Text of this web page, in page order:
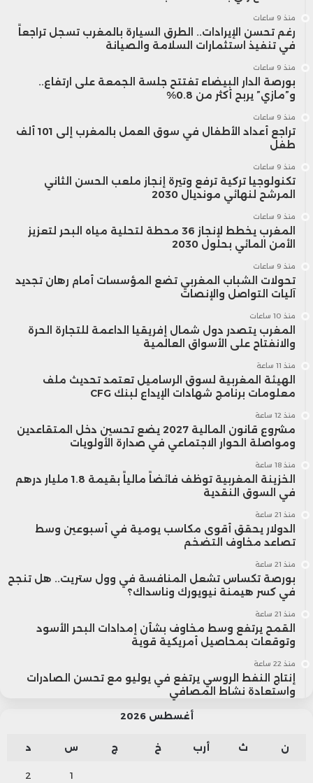
منذ 9 ساعات
رغم تحسن الإيرادات.. الطرق السيارة بالمغرب تسجل تراجعاً
في تنفيذ استثمارات السلامة والصيانة
منذ 9 ساعات
بورصة الدار البيضاء تفتتح جلسة الجمعة على ارتفاع..
و”مازي” يربح أكثر من 0.8%
منذ 9 ساعات
تراجع أعداد الأطفال في سوق العمل بالمغرب إلى 101 ألف
طفل
منذ 9 ساعات
تكنولوجيا تركية ترفع وتيرة إنجاز ملعب الحسن الثاني
المرشح لنهائي مونديال 2030
منذ 9 ساعات
المغرب يخطط لإنجاز 36 محطة لتحلية مياه البحر لتعزيز
الأمن المائي بحلول 2030
منذ 9 ساعات
تحولات الشباب المغربي تضع المؤسسات أمام رهان تجديد
آليات التواصل والإنصات
منذ 10 ساعات
المغرب يتصدر دول شمال إفريقيا الداعمة للتجارة الحرة
والانفتاح على الأسواق العالمية
منذ 11 ساعة
الهيئة المغربية لسوق الرساميل تعتمد تحديث ملف
معلومات برنامج شهادات الإيداع لبنك CFG
منذ 12 ساعة
مشروع قانون المالية 2027 يضع تحسين دخل المتقاعدين
ومواصلة الحوار الاجتماعي في صدارة الأولويات
منذ 18 ساعة
الخزينة المغربية توظف فائضاً مالياً بقيمة 1.8 مليار درهم
في السوق النقدية
منذ 21 ساعة
الدولار يحقق أقوى مكاسب يومية في أسبوعين وسط
تصاعد مخاوف التضخم
منذ 21 ساعة
بورصة تكساس تشعل المنافسة في وول ستريت.. هل تنجح
في كسر هيمنة نيويورك وناسداك؟
منذ 21 ساعة
القمح يرتفع وسط مخاوف بشأن إمدادات البحر الأسود
وتوقعات بمحاصيل أمريكية قوية
منذ 22 ساعة
إنتاج النفط الروسي يرتفع في يوليو مع تحسن الصادرات
واستعادة نشاط المصافي
أغسطس 2026
ن ث أرب خ ج س د
1
2